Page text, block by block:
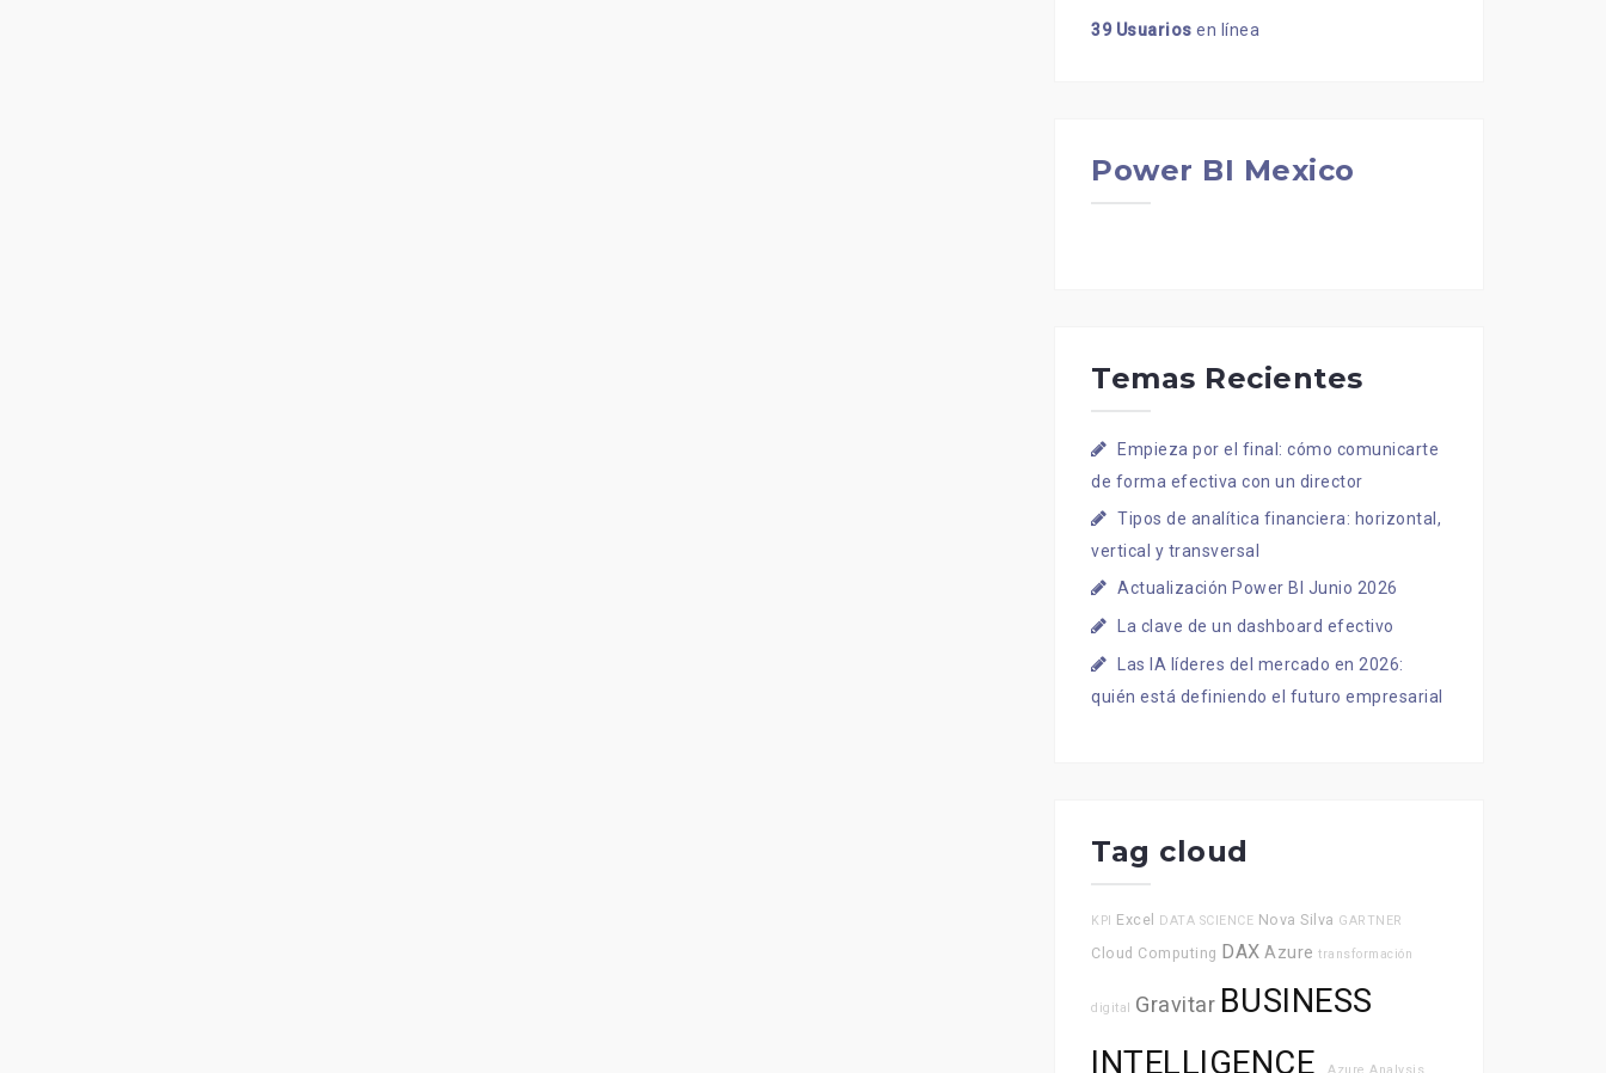
39 Usuarios en línea
Power BI Mexico
Temas Recientes
Empieza por el final: cómo comunicarte
de forma efectiva con un director
Tipos de analítica financiera: horizontal,
vertical y transversal
Actualización Power BI Junio 2026
La clave de un dashboard efectivo
Las IA líderes del mercado en 2026:
quién está definiendo el futuro empresarial
Tag cloud
KPI Excel DATA SCIENCE Nova Silva GARTNER
Cloud Computing DAX Azure transformación
digital Gravitar BUSINESS
INTELLIGENCE